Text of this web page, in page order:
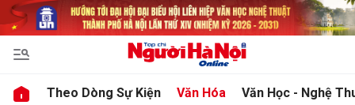
Theo Dòng Sự Kiện Văn Hóa Văn Học - Nghệ
luận